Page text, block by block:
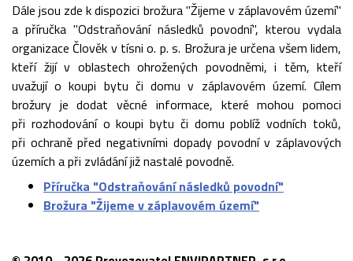
Dále jsou zde k dispozici brožura "Žijeme v záplavovém území"
a příručka "Odstraňování následků povodní", kterou vydala
organizace Člověk v tísni o. p. s. Brožura je určena všem lidem,
kteří žijí v oblastech ohrožených povodněmi, i těm, kteří
uvažují o koupi bytu či domu v záplavovém území. Cílem
brožury je dodat věcné informace, které mohou pomoci
při rozhodování o koupi bytu či domu poblíž vodních toků,
při ochraně před negativními dopady povodní v záplavových
územích a při zvládání již nastalé povodně.
Příručka "Odstraňování následků povodní"
Brožura "Žijeme v záplavovém území"